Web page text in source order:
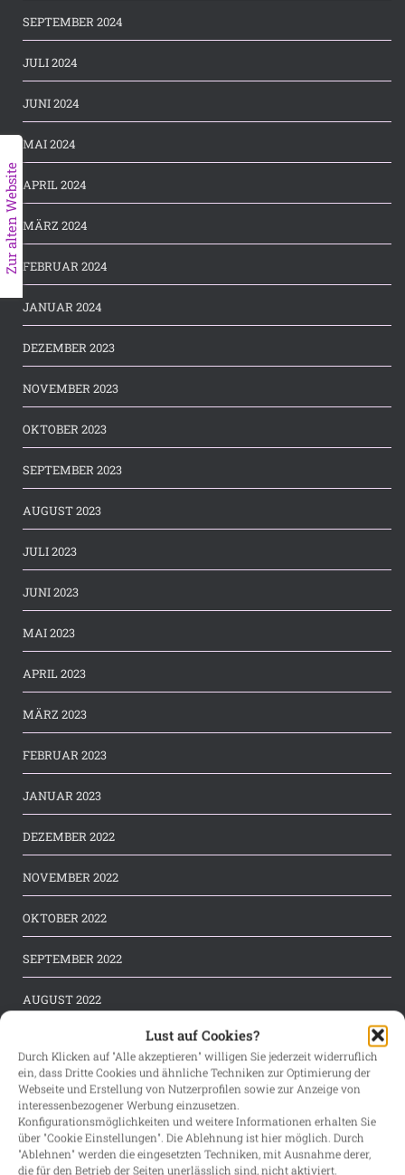
Lust auf Cookies?
Durch Klicken auf "Alle akzeptieren" willigen Sie jederzeit widerruflich
ein, dass Dritte Cookies und ähnliche Techniken zur Optimierung der
Webseite und Erstellung von Nutzerprofilen sowie zur Anzeige von
interessenbezogener Werbung einzusetzen.
Konfigurationsmöglichkeiten und weitere Informationen erhalten Sie
über "Cookie Einstellungen". Die Ablehnung ist hier möglich. Durch
"Ablehnen" werden die eingesetzten Techniken, mit Ausnahme derer,
die für den Betrieb der Seiten unerlässlich sind, nicht aktiviert.
SEPTEMBER 2024
JULI 2024
JUNI 2024
MAI 2024
APRIL 2024
MÄRZ 2024
FEBRUAR 2024
JANUAR 2024
DEZEMBER 2023
NOVEMBER 2023
OKTOBER 2023
SEPTEMBER 2023
AUGUST 2023
JULI 2023
JUNI 2023
MAI 2023
APRIL 2023
MÄRZ 2023
FEBRUAR 2023
JANUAR 2023
DEZEMBER 2022
NOVEMBER 2022
OKTOBER 2022
SEPTEMBER 2022
AUGUST 2022
JUNI 2022
MAI 2022
APRIL 2022
Zur alten Website